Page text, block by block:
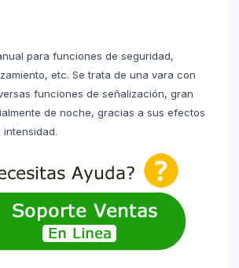
para funciones de seguridad,
etc. Se trata de una vara con
funciones de señalización, gran
de noche, gracias a sus efectos
intensidad.